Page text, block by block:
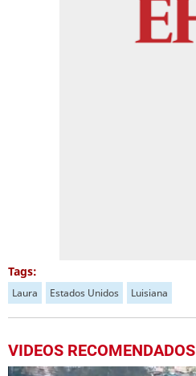
Tags:
Laura Estados Unidos Luisiana
VIDEOS RECOMENDADOS